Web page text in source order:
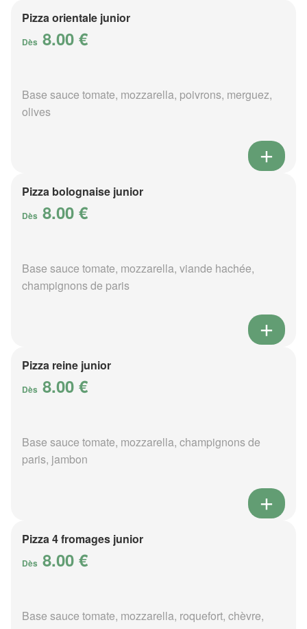
Pizza orientale junior
Dès 8.00 €
Base sauce tomate, mozzarella, poivrons, merguez,
olives
Pizza bolognaise junior
Dès 8.00 €
Base sauce tomate, mozzarella, viande hachée,
champignons de paris
Pizza reine junior
Dès 8.00 €
Base sauce tomate, mozzarella, champignons de
paris, jambon
Pizza 4 fromages junior
Dès 8.00 €
Base sauce tomate, mozzarella, roquefort, chèvre,